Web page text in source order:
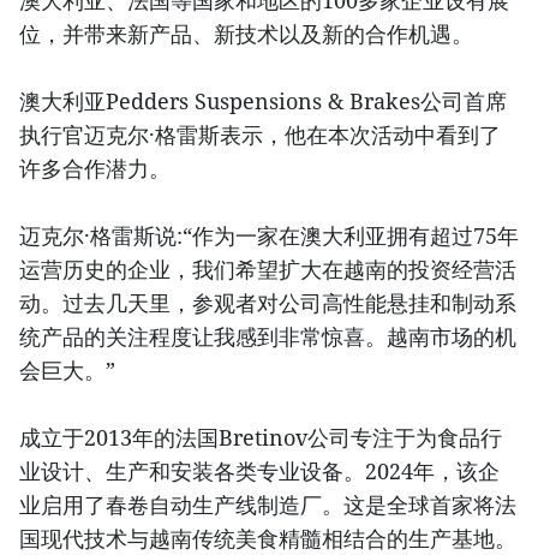
位，并带来新产品、新技术以及新的合作机遇。
澳大利亚Pedders Suspensions & Brakes公司首席
执行官迈克尔·格雷斯表示，他在本次活动中看到了
许多合作潜力。
迈克尔·格雷斯说:“作为一家在澳大利亚拥有超过75年
运营历史的企业，我们希望扩大在越南的投资经营活
动。过去几天里，参观者对公司高性能悬挂和制动系
统产品的关注程度让我感到非常惊喜。越南市场的机
会巨大。”
成立于2013年的法国Bretinov公司专注于为食品行
业设计、生产和安装各类专业设备。2024年，该企
业启用了春卷自动生产线制造厂。这是全球首家将法
国现代技术与越南传统美食精髓相结合的生产基地。